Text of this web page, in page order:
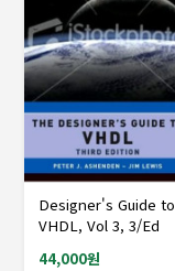
샘플도서신청
Designer's Guide to
VHDL, Vol 3, 3/Ed
44,000원